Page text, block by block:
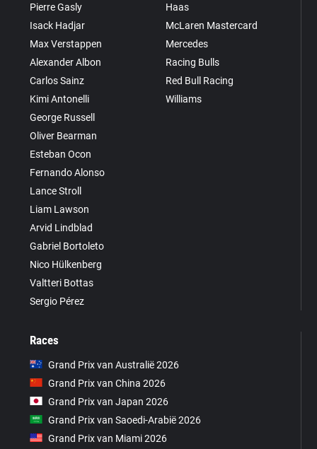
Pierre Gasly
Isack Hadjar
Max Verstappen
Alexander Albon
Carlos Sainz
Kimi Antonelli
George Russell
Oliver Bearman
Esteban Ocon
Fernando Alonso
Lance Stroll
Liam Lawson
Arvid Lindblad
Gabriel Bortoleto
Nico Hülkenberg
Valtteri Bottas
Sergio Pérez
Haas
McLaren Mastercard
Mercedes
Racing Bulls
Red Bull Racing
Williams
Races
Grand Prix van Australië 2026
Grand Prix van China 2026
Grand Prix van Japan 2026
Grand Prix van Saoedi-Arabië 2026
Grand Prix van Miami 2026